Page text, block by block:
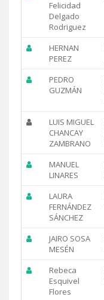
Felicidad
Delgado
Rodriguez
HERNAN
PEREZ
PEDRO
GUZMÁN
LUIS MIGUEL
CHANCAY
ZAMBRANO
MANUEL
LINARES
LAURA
FERNÁNDEZ
SÁNCHEZ
JAIRO SOSA
MESÉN
Rebeca
Esquivel
Flores